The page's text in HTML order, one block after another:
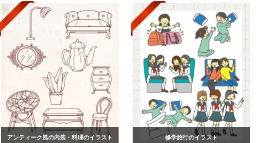
アンティーク風の内装・料理のイラスト 修学旅行のイラスト